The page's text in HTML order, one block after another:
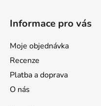
Informace pro vás
Moje objednávka
Recenze
Platba a doprava
O nás